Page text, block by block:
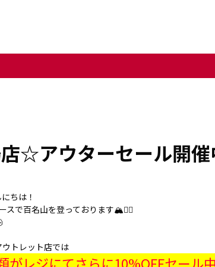
☆アウターセール開
ちは！
スで百名山を登っております🏔️🚶‍♂️
トレット店では
がレジにてさらに10%OFFセール